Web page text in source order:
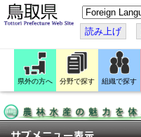
こ
の
ペ
ー
ジ
翻
訳
す
読み上げ
県外の方へ 分野で探す 組織で探す